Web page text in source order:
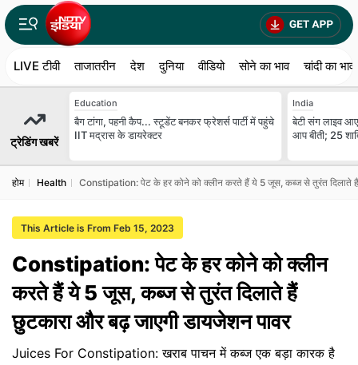
LIVE टीवी ताजातरीन देश दुनिया वीडियो सोने का भाव चांदी का भाव
ट्रेडिंग खबरें
Education
बैग टांगा, पहनी कैप... स्टूडेंट बनकर फ्रेशर्स पार्टी में पहुंचे
IIT मद्रास के डायरेक्टर
India
बेटी संग लाइव आए
आप बीती; 25
होम Health Constipation: पेट के हर कोने को क्लीन करते हैं ये 5 जूस, कब्ज से तुरंत दिलाते हैं
This Article is From Feb 15, 2023
Constipation: पेट के हर कोने को क्लीन
करते हैं ये 5 जूस, कब्ज से तुरंत दिलाते हैं
छुटकारा और बढ़ जाएगी डायजेशन पावर
Juices For Constipation: खराब पाचन में कब्ज एक बड़ा कारक है